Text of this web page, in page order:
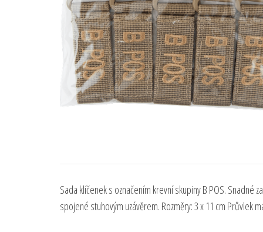
Sada klíčenek s označením krevní skupiny B POS.
spojené stuhovým uzávěrem. Rozměry: 3 x 11 cm Průvlek